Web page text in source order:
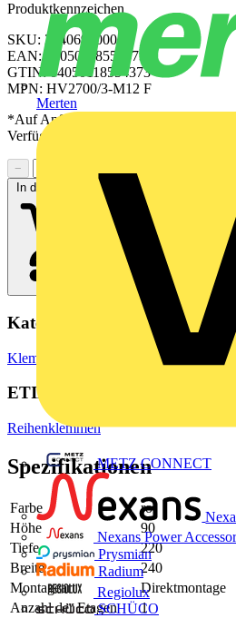
Merten
METZ CONNECT
Nexans Power
Prysmian
Radium
Regiolux
SCHÜCO
Produktkennzeichen
SKU: 2540690000
EAN: 04050118554373
GTIN: 04050118554373
MPN: HV2700/3-M12 F
*Auf Anfrage verfügbar - bitte in den
Verfügbarkeit zu prüfen
−
In den Warenkorb
Kategorien
Klemmen, Steckverbinder &
ETIM Group
Reihenklemmen
Spezifikationen
Farbe
rot
Höhe
90
Tiefe
220
Breite
240
Montageart
Direktmontage
Anzahl der Etagen
1